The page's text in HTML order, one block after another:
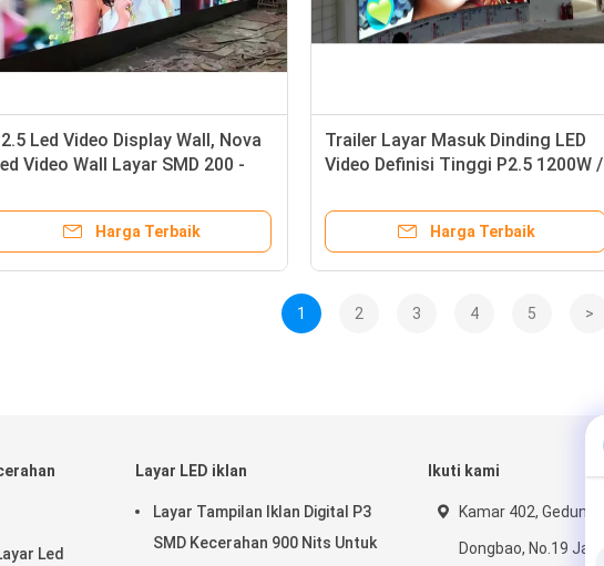
Led Video Display Wall, Nova
Video Wall Layar SMD 200 -
Harga Terbaik
Trailer Layar Masuk Dinding LED
Video Definisi Tinggi P2.5 1200W /
Harga Terbaik
1 2 3 4 5 >
Led
Layar LED iklan
Layar Tampilan Iklan Digital P3
SMD Kecerahan 900 Nits Untuk
Ikuti kami
Kamar 402, Gedung
Dongbao, No.19 Jalan